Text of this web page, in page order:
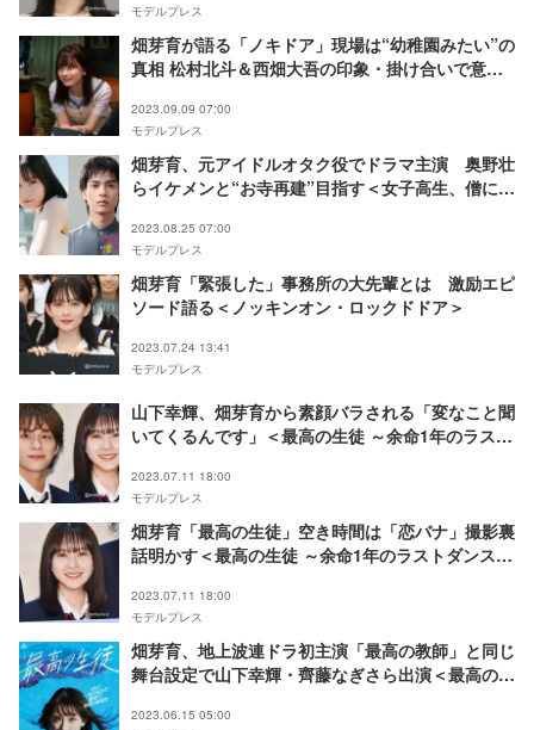
モデルプレス
畑芽育が語る「ノキドア」現場は“幼稚園みたい”の
真相 松村北斗＆西畑大吾の印象・掛け合いで意識
ア」独占インタビュー＞
2023.09.09 07:00
モデルプレス
畑芽育、元アイドルオタク役でドラマ主演 奥野壮
らイケメンと“お寺再建”目指す＜女子高生、僧にな
2023.08.25 07:00
モデルプレス
畑芽育「緊張した」事務所の大先輩とは 激励エピ
ソード語る＜ノッキンオン・ロックドドア＞
2023.07.24 13:41
モデルプレス
山下幸輝、畑芽育から素顔バラされる「変なこと聞
いてくるんです」＜最高の生徒 ～余命1年のラスト
2023.07.11 18:00
モデルプレス
畑芽育「最高の生徒」空き時間は「恋バナ」撮影裏
話明かす＜最高の生徒 ～余命1年のラストダンス～
2023.07.11 18:00
モデルプレス
畑芽育、地上波連ドラ初主演「最高の教師」と同じ
舞台設定で山下幸輝・齊藤なぎさら出演＜最高の生
2023.06.15 05:00